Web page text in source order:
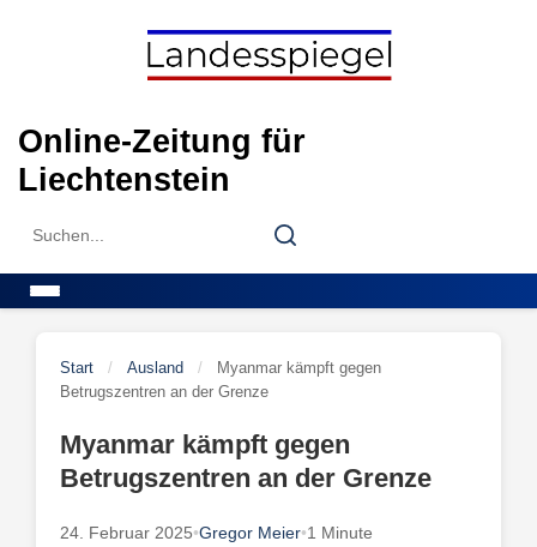
Online-Zeitung für
Liechtenstein
Search
Search
Start / Ausland /
Myanmar kämpft gegen
Betrugszentren an der Grenze
Myanmar kämpft gegen
Betrugszentren an der Grenze
24. Februar 2025•Gregor Meier•1 Minute